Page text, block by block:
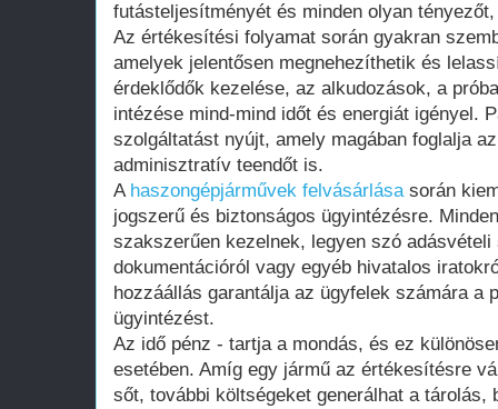
futásteljesítményét és minden olyan
Az értékesítési folyamat során gyakran
amelyek jelentősen megnehezíthetik és
érdeklődők kezelése, az alkudozások, a
intézése mind-mind időt és energiát igényel.
szolgáltatást nyújt, amely magában foglalja
adminisztratív teendőt is.
A haszongépjárművek felvásárlásasorán
jogszerű és biztonságos ügyintézésre.
szakszerűen kezelnek, legyen szó
dokumentációról vagy egyéb hivatalos
hozzáállás garantálja az ügyfelek számára a
ügyintézést.
Az idő pénz - tartja a mondás, és ez
esetében. Amíg egy jármű az értékesítésre
sőt, további költségeket generálhat a tárolás,